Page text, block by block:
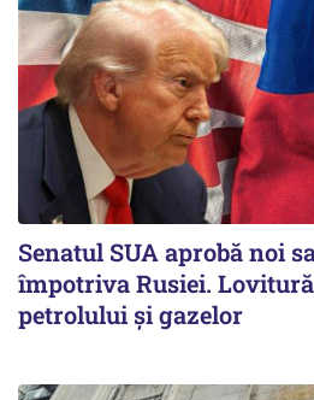
Senatul SUA aprobă noi
împotriva Rusiei.
petrolului și gazelor